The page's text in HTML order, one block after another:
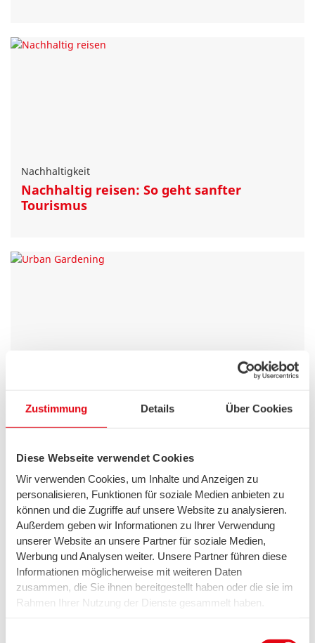
Zustimmung Details Über Cookies
Diese Webseite verwendet Cookies
Wir verwenden Cookies, um Inhalte und Anzeigen zu
personalisieren, Funktionen für soziale Medien anbieten zu
können und die Zugriffe auf unsere Website zu analysieren.
Außerdem geben wir Informationen zu Ihrer Verwendung
unserer Website an unsere Partner für soziale Medien,
Werbung und Analysen weiter. Unsere Partner führen diese
Informationen möglicherweise mit weiteren Daten
zusammen, die Sie ihnen bereitgestellt haben oder die sie im
Rahmen Ihrer Nutzung der Dienste gesammelt haben.
Nachhaltigkeit
Nachhaltig reisen: So geht sanfter
Tourismus
Urban Gardening: grüne Oasen in der
Nachhaltigkeit